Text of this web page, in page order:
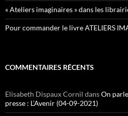
« Ateliers imaginaires » dans les
Pour commander le livre ATELIERS
COMMENTAIRES RÉCENTS
Elisabeth Dispaux Cornil dansOn
presse : L’Avenir (04-09-2021)